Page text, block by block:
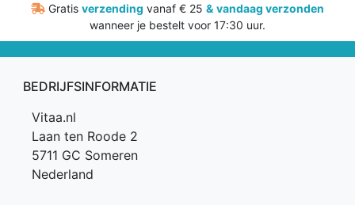
Poeder
(60
gram)
Gratis verzending vanaf € 25 & vandaag verzonden
wanneer je bestelt voor 17:30 uur.
BEDRIJFSINFORMATIE
Vitaa.nl
Laan ten Roode 2
5711 GC Someren
Nederland